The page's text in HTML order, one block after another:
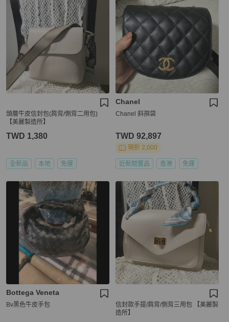
頭層牛皮信封包(肩背/側背二用包)
【美麗製造所】
TWD 1,380
全新品 本地 免運
Chanel
Chanel 斜孭袋
TWD 92,897
現折 2,000
近新閒置品 香港 免運
Bottega Veneta
Bv黑色牛皮手包
信封款手提/肩背/側背三用包 【美麗製
造所】